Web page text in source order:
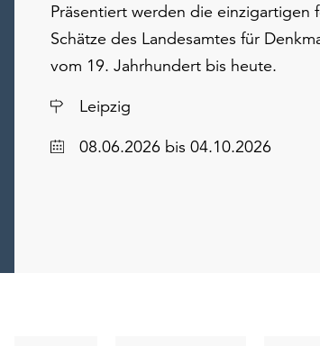
Präsentiert werden die einzigartigen
Schätze des Landesamtes für
vom 19. Jahrhundert bis heute.
Ort
Leipzig
Datum08.06.2026 bis 04.10.2026